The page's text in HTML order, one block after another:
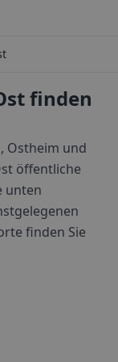
finden
Ostheim und
öffentliche
unten
finden Sie